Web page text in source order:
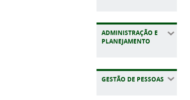
ADMINISTRAÇÃO E
PLANEJAMENTO
GESTÃO DE PESSOAS